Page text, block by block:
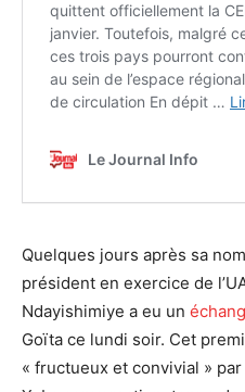
Quelques jours après sa
président en exercice de
Ndayishimiye a eu un
Goïta ce lundi soir. Cet
« fructueux et convivial »